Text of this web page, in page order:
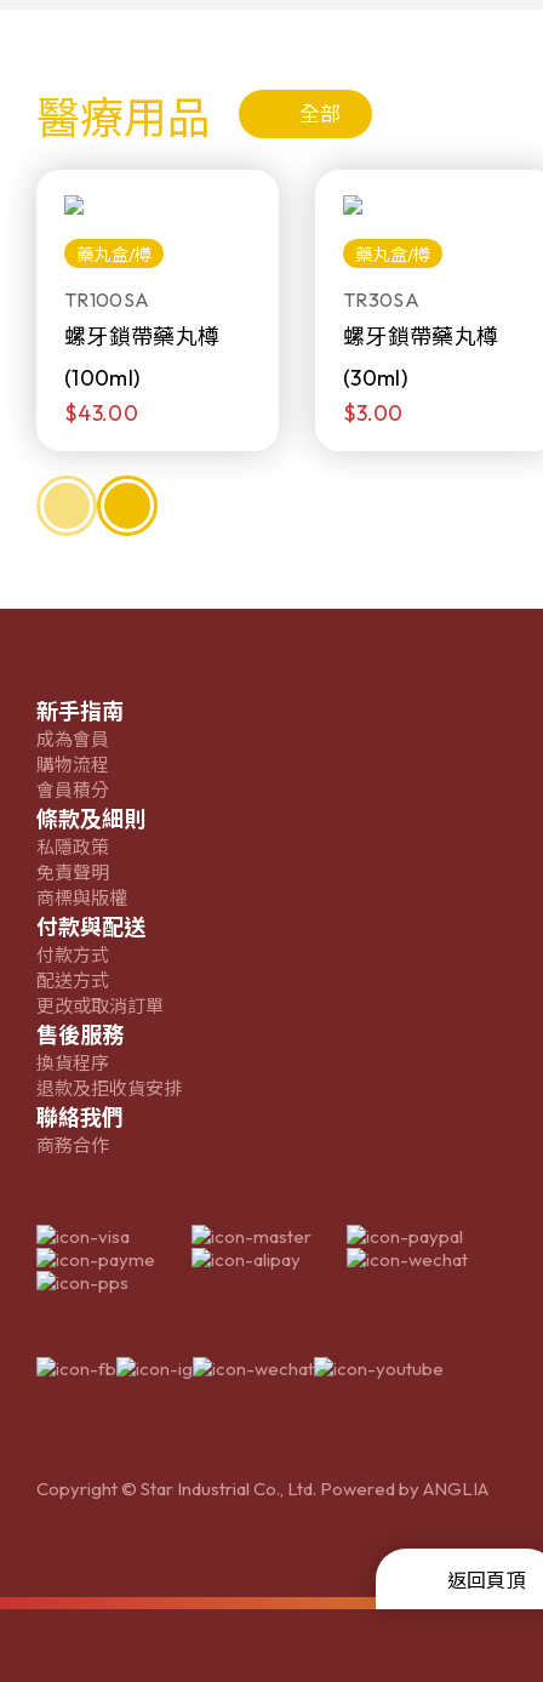
醫療用品 全部
藥丸盒/樽
TR100SA
螺牙鎖帶藥丸樽
(100ml)
$43.00
藥丸盒/樽
TR30SA
螺牙鎖帶藥丸樽
(30ml)
$3.00
新手指南
成為會員
購物流程
會員積分
條款及細則
私隱政策
免責聲明
商標與版權
付款與配送
付款方式
配送方式
更改或取消訂單
售後服務
換貨程序
退款及拒收貨安排
聯絡我們
商務合作
Copyright © Star Industrial Co., Ltd. Powered byANGLIA
返回頁頂